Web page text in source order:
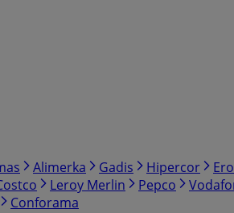
Alimerka Gadis Hipercor
Leroy Merlin Pepco
Conforama